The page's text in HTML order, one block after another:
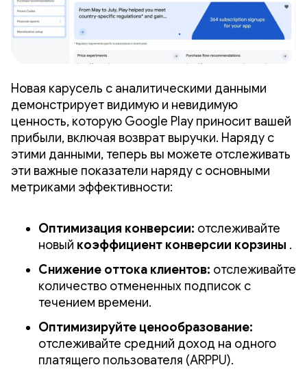
Новая карусель с аналитическими данными
демонстрирует видимую и невидимую
ценность, которую Google Play приносит вашей
прибыли, включая возврат выручки. Наряду с
этими данными, теперь вы можете отслеживать
эти важные показатели наряду с основными
метриками эффективности:
Оптимизация конверсии: отслеживайте
новый коэффициент конверсии корзины .
Снижение оттока клиентов: отслеживайте
количество отмененных подписок с
течением времени.
Оптимизируйте ценообразование:
отслеживайте средний доход на одного
платящего пользователя (ARPPU).